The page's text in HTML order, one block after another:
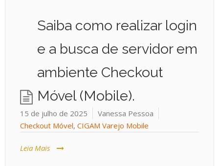
Saiba como realizar login
e a busca de servidor em
ambiente Checkout
Móvel (Mobile).
15 de julho de 2025
Vanessa Pessoa
Checkout Móvel, CIGAM Varejo Mobile
Leia Mais